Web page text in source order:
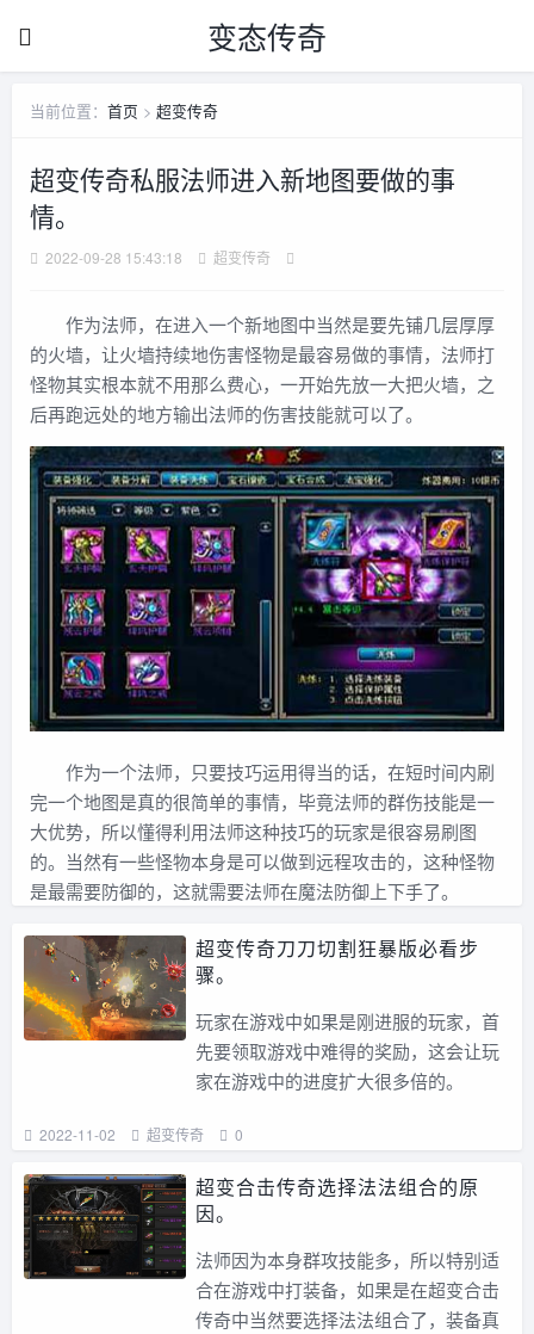
变态传奇
当前位置： 首页 > 超变传奇
超变传奇私服法师进入新地图要做的事
情。
2022-09-28 15:43:18 超变传奇
作为法师，在进入一个新地图中当然是要先铺几层厚厚
的火墙，让火墙持续地伤害怪物是最容易做的事情，法师打
怪物其实根本就不用那么费心，一开始先放一大把火墙，之
后再跑远处的地方输出法师的伤害技能就可以了。
作为一个法师，只要技巧运用得当的话，在短时间内刷
完一个地图是真的很简单的事情，毕竟法师的群伤技能是一
大优势，所以懂得利用法师这种技巧的玩家是很容易刷图
的。当然有一些怪物本身是可以做到远程攻击的，这种怪物
是最需要防御的，这就需要法师在魔法防御上下手了。
超变传奇刀刀切割狂暴版必看步
骤。
玩家在游戏中如果是刚进服的玩家，首
先要领取游戏中难得的奖励，这会让玩
家在游戏中的进度扩大很多倍的。
2022-11-02 超变传奇 0
超变合击传奇选择法法组合的原
因。
法师因为本身群攻技能多，所以特别适
合在游戏中打装备，如果是在超变合击
传奇中当然要选择法法组合了，装备真